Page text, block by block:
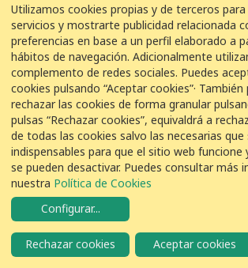
9 de mayo de 2025
09/05/2025 10:00:00
EDAR El Tablero -Antonio suárez
1Andarríos Chico Actitis hypoleucos
5 de mayo de 2025
05/05/2025 10:00:00
EDAR El Tablero - Antonio suárez
1Andarríos Chico Actitis hypoleucos
Utilizamos cookies propias y de terceros
servicios y mostrarte publicidad relacionada
preferencias en base a un perfil elaborado a
hábitos de navegación. Adicionalmente
complemento de redes sociales. Puedes
cookies pulsando “Aceptar cookies”·
rechazar las cookies de forma granular
pulsas “Rechazar cookies”, equivaldrá a
de todas las cookies salvo las necesarias que
indispensables para que el sitio web
se pueden desactivar. Puedes consultar más
nuestra Política de Cookies
Configurar...
Rechazar cookies Aceptar cookies